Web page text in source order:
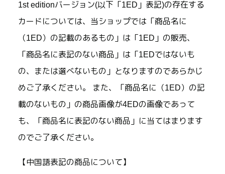
1st editionバージョン(以下「1ED」表記)の存在する
カードについては、当ショップでは「商品名に
（1ED）の記載のあるもの」は「1ED」の販売、
「商品名に表記のない商品」は「1EDではないも
の、または選べないもの」となりますのであらかじ
めご了承ください。 また、「商品名に（1ED）の記
載のないもの」の商品画像が4EDの画像であって
も、「商品名に表記のない商品」に当てはまります
のでご了承ください。
【中国語表記の商品について】